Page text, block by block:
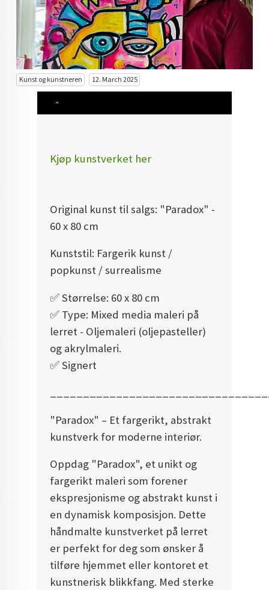
KUNSTSTILER
FARGETEORI
KJØP KUNST TIL SALGS
POP ART
STORE MALERIER TIL STUE
NORSK KUNST
DOPAMIN DECOR NORGE
Kunst og kunstneren 12. March 2025
Kjøp kunstverket her
Original kunst til salgs: "Paradox" -
60 x 80 cm
Kunststil: Fargerik kunst /
popkunst / surrealisme
✅️ Størrelse: 60 x 80 cm
✅️ Type: Mixed media maleri på
lerret - Oljemaleri (oljepasteller)
og akrylmaleri.
✅️ Signert
"Paradox" – Et fargerikt, abstrakt
kunstverk for moderne interiør.
Oppdag "Paradox", et unikt og
fargerikt maleri som forener
ekspresjonisme og abstrakt kunst i
en dynamisk komposisjon. Dette
håndmalte kunstverket på lerret
er perfekt for deg som ønsker å
tilføre hjemmet eller kontoret et
kunstnerisk blikkfang. Med sterke